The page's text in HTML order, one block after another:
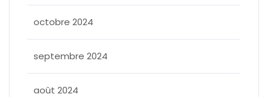
octobre 2024
septembre 2024
août 2024